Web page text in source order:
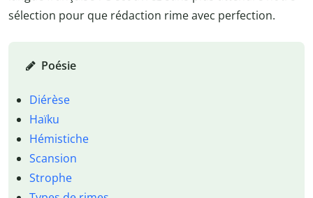
sélection pour que rédaction rime avec perfection.
Poésie
Diérèse
Haïku
Hémistiche
Scansion
Strophe